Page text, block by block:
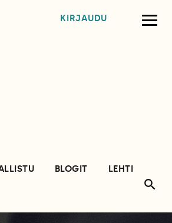
KIRJAUDU
BLOGIT
LEHTI